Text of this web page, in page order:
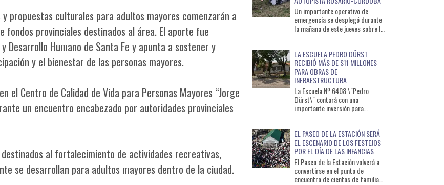
propuestas culturales para adultos mayores comenzarán a
provinciales destinados al área. El aporte fue
Humano de Santa Fe y apunta a sostener y
y el bienestar de las personas mayores.
el Centro de Calidad de Vida para Personas Mayores “Jorge
un encuentro encabezado por autoridades provinciales
al fortalecimiento de actividades recreativas,
se desarrollan para adultos mayores dentro de la ciudad.
Un importante operativo de
emergencia se desplegó durante
la mañana de este jueves sobre la
LA ESCUELA PEDRO DÜRST
RECIBIÓ MÁS DE $11 MILLONES
PARA OBRAS DE
INFRAESTRUCTURA
La Escuela Nº 6408 \"Pedro
Dürst\" contará con una
importante inversión para
s
EL PASEO DE LA ESTACIÓN SERÁ
EL ESCENARIO DE LOS FESTEJOS
POR EL DÍA DE LAS INFANCIAS
El Paseo de la Estación volverá a
convertirse en el punto de
encuentro de cientos de familias